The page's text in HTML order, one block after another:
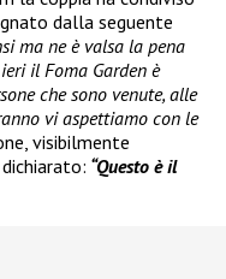
dalla seguente
ma ne è valsa la pena
il Foma Garden è
che sono venute, alle
vi aspettiamo con le
visibilmente
“Questo è il